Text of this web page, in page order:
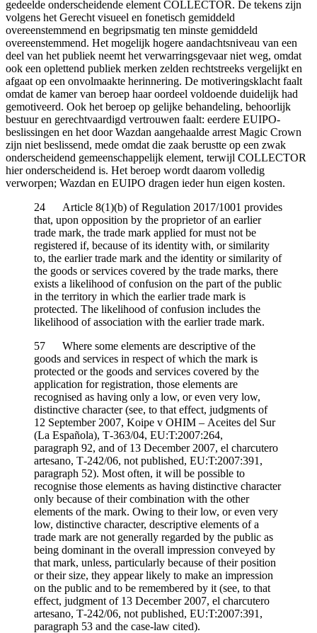
gedeelde onderscheidende element COLLECTOR. De tekens zijn
volgens het Gerecht visueel en fonetisch gemiddeld
overeenstemmend en begripsmatig ten minste gemiddeld
overeenstemmend. Het mogelijk hogere aandachtsniveau van een
deel van het publiek neemt het verwarringsgevaar niet weg, omdat
ook een oplettend publiek merken zelden rechtstreeks vergelijkt en
afgaat op een onvolmaakte herinnering. De motiveringsklacht faalt
omdat de kamer van beroep haar oordeel voldoende duidelijk had
gemotiveerd. Ook het beroep op gelijke behandeling, behoorlijk
bestuur en gerechtvaardigd vertrouwen faalt: eerdere EUIPO-
beslissingen en het door Wazdan aangehaalde arrest Magic Crown
zijn niet beslissend, mede omdat die zaak berustte op een zwak
onderscheidend gemeenschappelijk element, terwijl COLLECTOR
hier onderscheidend is. Het beroep wordt daarom volledig
verworpen; Wazdan en EUIPO dragen ieder hun eigen kosten.
24 Article 8(1)(b) of Regulation 2017/1001 provides
that, upon opposition by the proprietor of an earlier
trade mark, the trade mark applied for must not be
registered if, because of its identity with, or similarity
to, the earlier trade mark and the identity or similarity of
the goods or services covered by the trade marks, there
exists a likelihood of confusion on the part of the public
in the territory in which the earlier trade mark is
protected. The likelihood of confusion includes the
likelihood of association with the earlier trade mark.
57 Where some elements are descriptive of the
goods and services in respect of which the mark is
protected or the goods and services covered by the
application for registration, those elements are
recognised as having only a low, or even very low,
distinctive character (see, to that effect, judgments of
12 September 2007, Koipe v OHIM – Aceites del Sur
(La Española), T‑363/04, EU:T:2007:264,
paragraph 92, and of 13 December 2007, el charcutero
artesano, T‑242/06, not published, EU:T:2007:391,
paragraph 52). Most often, it will be possible to
recognise those elements as having distinctive character
only because of their combination with the other
elements of the mark. Owing to their low, or even very
low, distinctive character, descriptive elements of a
trade mark are not generally regarded by the public as
being dominant in the overall impression conveyed by
that mark, unless, particularly because of their position
or their size, they appear likely to make an impression
on the public and to be remembered by it (see, to that
effect, judgment of 13 December 2007, el charcutero
artesano, T‑242/06, not published, EU:T:2007:391,
paragraph 53 and the case-law cited).